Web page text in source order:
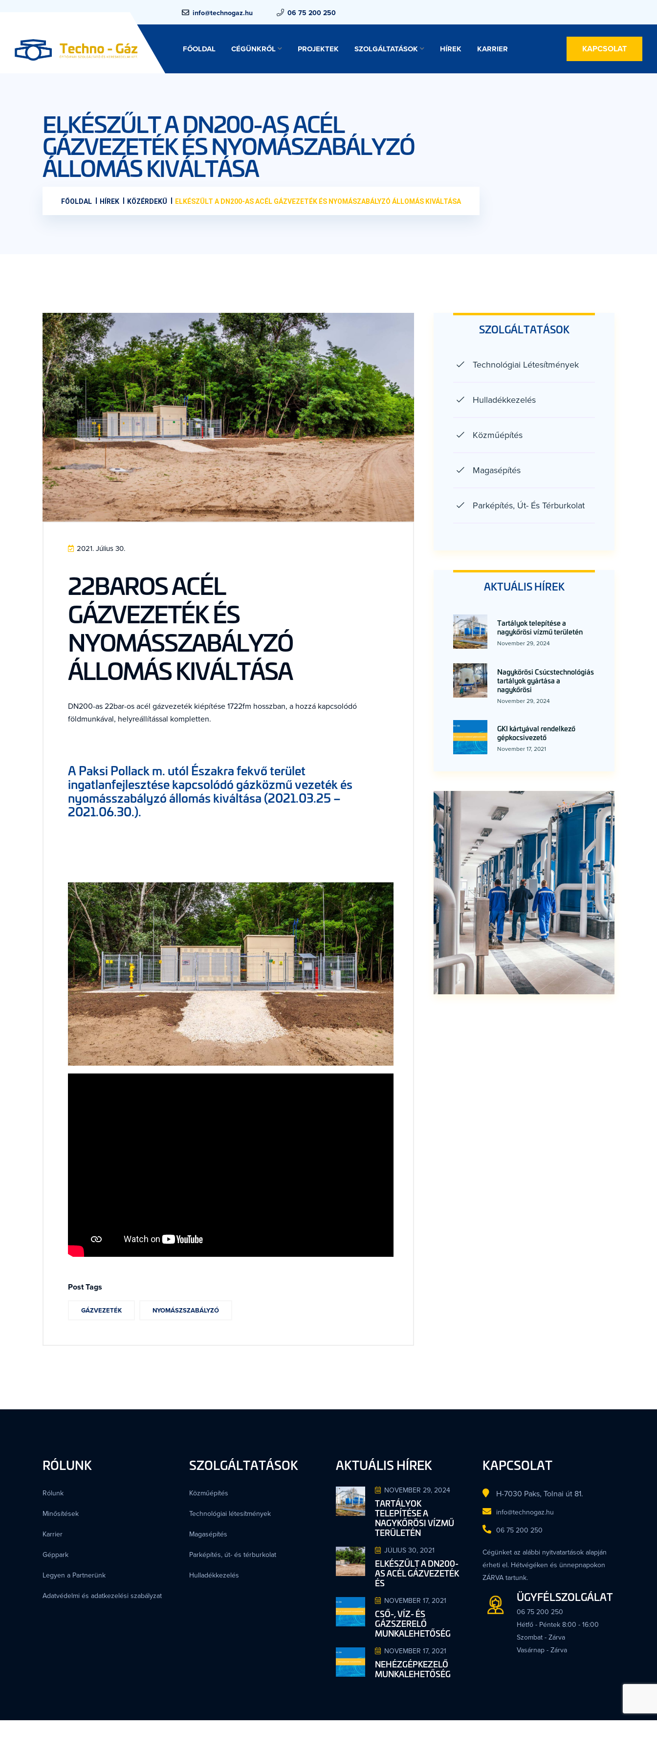
info@technogaz.hu 06 75 200 250
KAPCSOLAT
FŐOLDAL CÉGÜNKRŐL PROJEKTEK SZOLGÁLTATÁSOK HÍREK KARRIER
ELKÉSZŰLT A DN200-AS ACÉL
GÁZVEZETÉK ÉS NYOMÁSZABÁLYZÓ
ÁLLOMÁS KIVÁLTÁSA
FŐOLDAL HÍREK KÖZÉRDEKŰ ELKÉSZŰLT A DN200-AS ACÉL GÁZVEZETÉK ÉS NYOMÁSZABÁLYZÓ ÁLLOMÁS KIVÁLTÁSA
2021. Július 30.
22BAROS ACÉL
GÁZVEZETÉK ÉS
NYOMÁSSZABÁLYZÓ
ÁLLOMÁS KIVÁLTÁSA
DN200-as 22bar-os acél gázvezeték kiépítése 1722fm hosszban, a hozzá kapcsolódó
földmunkával, helyreállítással kompletten.
A Paksi Pollack m. utól Északra fekvő terület
ingatlanfejlesztése kapcsolódó gázközmű vezeték és
nyomásszabályzó állomás kiváltása (2021.03.25 –
2021.06.30.).
Post Tags
GÁZVEZETÉK NYOMÁSZSZABÁLYZÓ
SZOLGÁLTATÁSOK
Technológiai Létesítmények
Hulladékkezelés
Közműépítés
Magasépítés
Parképítés, Út- És Térburkolat
AKTUÁLIS HÍREK
Tartályok telepítése a
nagykőrösi vízmű területén
November 29, 2024
Nagykörösi Csúcstechnológiás
tartályok gyártása a
nagykőrösi
November 29, 2024
GKI kártyával rendelkező
gépkocsivezető
November 17, 2021
RÓLUNK
Rólunk
Minősítések
Karrier
Géppark
Legyen a Partnerünk
Adatvédelmi és adatkezelési szabályzat
SZOLGÁLTATÁSOK
Közműépítés
Technológiai létesítmények
Magasépítés
Parképítés, út- és térburkolat
Hulladékkezelés
AKTUÁLIS HÍREK
NOVEMBER 29, 2024
TARTÁLYOK
TELEPÍTÉSE A
NAGYKŐRÖSI VÍZMŰ
TERÜLETÉN
JÚLIUS 30, 2021
ELKÉSZŰLT A DN200-
AS ACÉL GÁZVEZETÉK
ÉS
NOVEMBER 17, 2021
CSŐ-, VÍZ- ÉS
GÁZSZERELŐ
MUNKALEHETŐSÉG
NOVEMBER 17, 2021
NEHÉZGÉPKEZELŐ
MUNKALEHETŐSÉG
KAPCSOLAT
H-7030 Paks, Tolnai út 81.
info@technogaz.hu
06 75 200 250
Cégünket az alábbi nyitvatartások alapján
érheti el. Hétvégéken és ünnepnapokon
ZÁRVA tartunk.
ÜGYFÉLSZOLGÁLAT
06 75 200 250
Hétfő - Péntek 8:00 - 16:00
Szombat - Zárva
Vasárnap - Zárva